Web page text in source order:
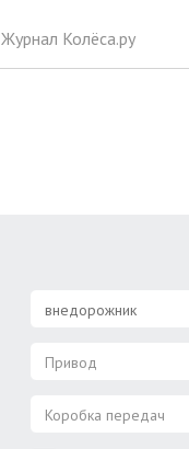
Журнал Колёса.ру
внедорожник
Привод
Коробка передач